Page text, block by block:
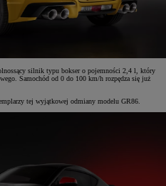
silnik typu bokser o pojemności 2,4 l, który
Samochód od 0 do 100 km/h rozpędza się już
tej wyjątkowej odmiany modelu GR86.